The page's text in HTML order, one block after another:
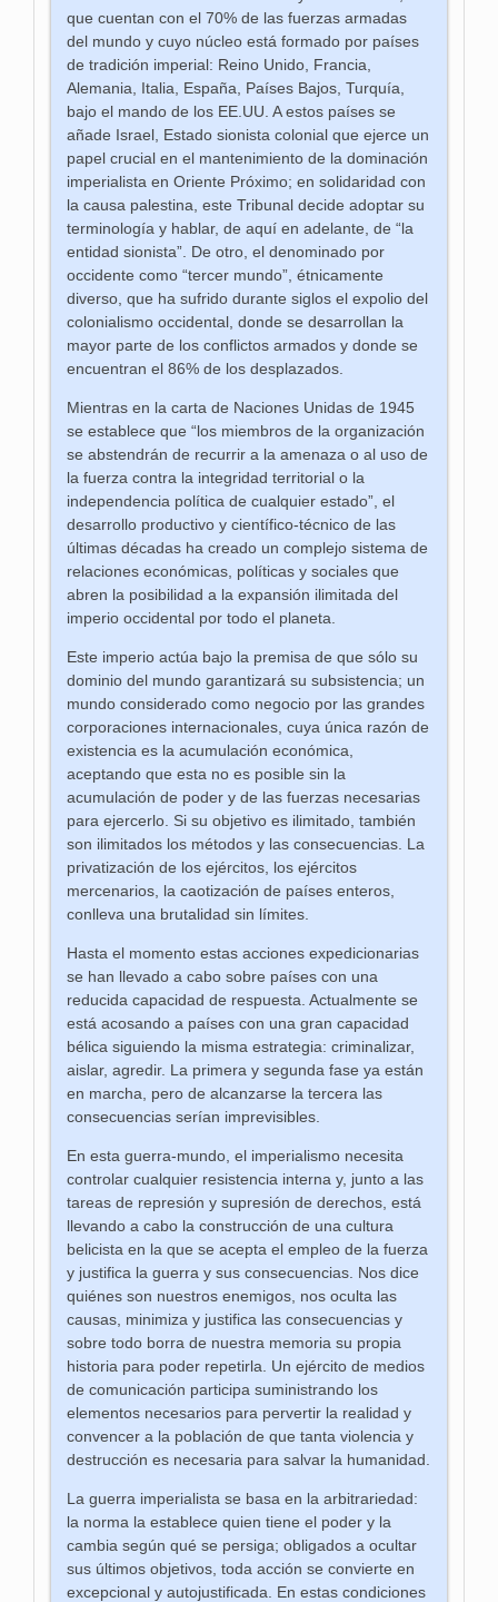
que cuentan con el 70% de las fuerzas armadas
del mundo y cuyo núcleo está formado por países
de tradición imperial: Reino Unido, Francia,
Alemania, Italia, España, Países Bajos, Turquía,
bajo el mando de los EE.UU. A estos países se
añade Israel, Estado sionista colonial que ejerce un
papel crucial en el mantenimiento de la dominación
imperialista en Oriente Próximo; en solidaridad con
la causa palestina, este Tribunal decide adoptar su
terminología y hablar, de aquí en adelante, de “la
entidad sionista”. De otro, el denominado por
occidente como “tercer mundo”, étnicamente
diverso, que ha sufrido durante siglos el expolio del
colonialismo occidental, donde se desarrollan la
mayor parte de los conflictos armados y donde se
encuentran el 86% de los desplazados.
Mientras en la carta de Naciones Unidas de 1945
se establece que “los miembros de la organización
se abstendrán de recurrir a la amenaza o al uso de
la fuerza contra la integridad territorial o la
independencia política de cualquier estado”, el
desarrollo productivo y científico-técnico de las
últimas décadas ha creado un complejo sistema de
relaciones económicas, políticas y sociales que
abren la posibilidad a la expansión ilimitada del
imperio occidental por todo el planeta.
Este imperio actúa bajo la premisa de que sólo su
dominio del mundo garantizará su subsistencia; un
mundo considerado como negocio por las grandes
corporaciones internacionales, cuya única razón de
existencia es la acumulación económica,
aceptando que esta no es posible sin la
acumulación de poder y de las fuerzas necesarias
para ejercerlo. Si su objetivo es ilimitado, también
son ilimitados los métodos y las consecuencias. La
privatización de los ejércitos, los ejércitos
mercenarios, la caotización de países enteros,
conlleva una brutalidad sin límites.
Hasta el momento estas acciones expedicionarias
se han llevado a cabo sobre países con una
reducida capacidad de respuesta. Actualmente se
está acosando a países con una gran capacidad
bélica siguiendo la misma estrategia: criminalizar,
aislar, agredir. La primera y segunda fase ya están
en marcha, pero de alcanzarse la tercera las
consecuencias serían imprevisibles.
En esta guerra-mundo, el imperialismo necesita
controlar cualquier resistencia interna y, junto a las
tareas de represión y supresión de derechos, está
llevando a cabo la construcción de una cultura
belicista en la que se acepta el empleo de la fuerza
y justifica la guerra y sus consecuencias. Nos dice
quiénes son nuestros enemigos, nos oculta las
causas, minimiza y justifica las consecuencias y
sobre todo borra de nuestra memoria su propia
historia para poder repetirla. Un ejército de medios
de comunicación participa suministrando los
elementos necesarios para pervertir la realidad y
convencer a la población de que tanta violencia y
destrucción es necesaria para salvar la humanidad.
La guerra imperialista se basa en la arbitrariedad:
la norma la establece quien tiene el poder y la
cambia según qué se persiga; obligados a ocultar
sus últimos objetivos, toda acción se convierte en
excepcional y autojustificada. En estas condiciones